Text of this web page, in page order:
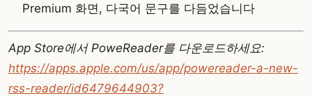
Premium 화면, 다국어 문구를 다듬었습니다
App Store에서 PoweReader를 다운로드하세요:
https://apps.apple.com/us/app/powereader-a-new-
rss-reader/id6479644903?